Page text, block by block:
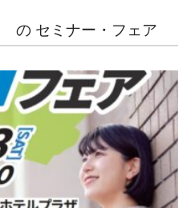
の セミナー・フェア